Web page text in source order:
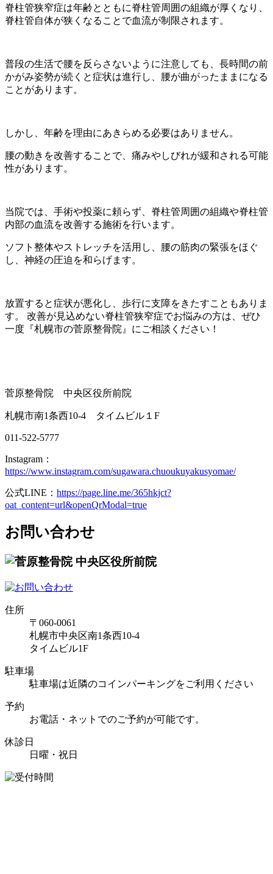
脊柱管狭窄症は年齢とともに脊柱管周囲の組織が厚くなり、
脊柱管自体が狭くなることで血流が制限されます。
普段の生活で腰を反らさないように注意しても、長時間の前
かがみ姿勢が続くと症状は進行し、腰が曲がったままになる
ことがあります。
しかし、年齢を理由にあきらめる必要はありません。
腰の動きを改善することで、痛みやしびれが緩和される可能
性があります。
当院では、手術や投薬に頼らず、脊柱管周囲の組織や脊柱管
内部の血流を改善する施術を行います。
ソフト整体やストレッチを活用し、腰の筋肉の緊張をほぐ
し、神経の圧迫を和らげます。
放置すると症状が悪化し、歩行に支障をきたすこともありま
す。 改善が見込めない脊柱管狭窄症でお悩みの方は、ぜひ
一度『札幌市の菅原整骨院』にご相談ください！
菅原整骨院 中央区役所前院
札幌市南1条西10-4 タイムビル１F
011-522-5777
Instagram：
https://www.instagram.com/sugawara.chuoukuyakusyomae/
公式LINE： https://page.line.me/365hkjct?
oat_content=url&openQrModal=true
お問い合わせ
住所
〒060-0061
札幌市中央区南1条西10-4
タイムビル1F
駐車場
駐車場は近隣のコインパーキングをご利用ください
予約
お電話・ネットでのご予約が可能です。
休診日
日曜・祝日